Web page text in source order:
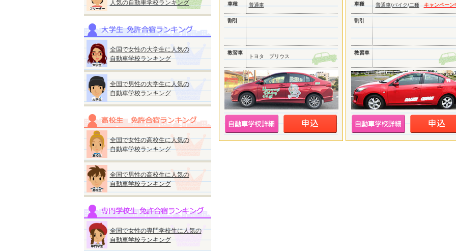
人気の自動車学校ランキング
全国で女性の大学生に人気の
自動車学校ランキング
全国で男性の大学生に人気の
自動車学校ランキング
全国で女性の高校生に人気の
自動車学校ランキング
全国で男性の高校生に人気の
自動車学校ランキング
全国で女性の専門学校生に人気の
自動車学校ランキング
車種 普通車
割引
教習車
トヨタ プリウス
車種 普通車/バイク/二種 キャンペーン
割引
教習車